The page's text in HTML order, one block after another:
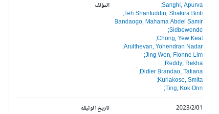
المؤلف
Sanghi, Apurva;
Teh Sharifuddin, Shakira Binti;
Bandaogo, Mahama Abdel Samir
Sidbewende;
Chong, Yew Keat;
Arulthevan, Yohendran Nadar;
Jing Wen, Fionne Lim;
Reddy, Rekha;
Didier Brandao, Tatiana;
Kuriakose, Smita;
Ting, Kok Onn;
تاريخ الوثيقة
2023/2/01